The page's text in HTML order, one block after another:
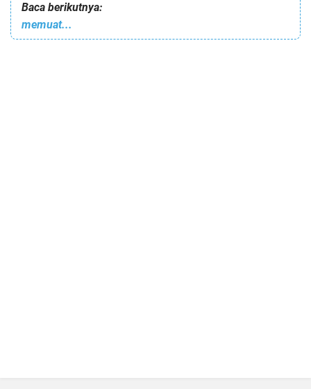
Baca berikutnya:
memuat...